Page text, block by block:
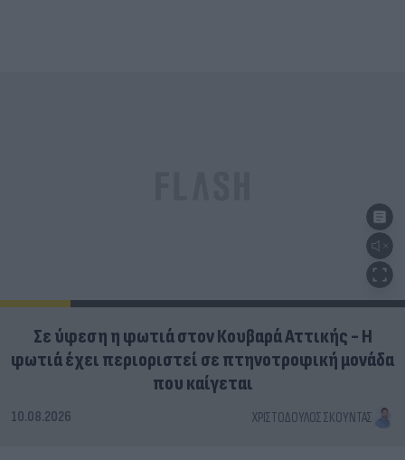
Σε ύφεση η φωτιά στον Κουβαρά Αττικής - Η
φωτιά έχει περιοριστεί σε πτηνοτροφική μονάδα
που καίγεται
10.08.2026 ΧΡΙΣΤΌΔΟΥΛΟΣ ΣΚΟΎΝΤΑΣ